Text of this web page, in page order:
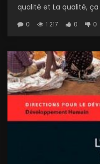
qualité et La qualité,
0 1 217 0 0